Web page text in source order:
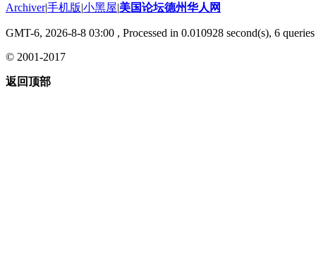
Archiver|手机版|小黑屋|美国论坛德州华人网
GMT-6, 2026-8-8 03:00 , Processed in 0.010928 second(s), 6
© 2001-2017
返回顶部